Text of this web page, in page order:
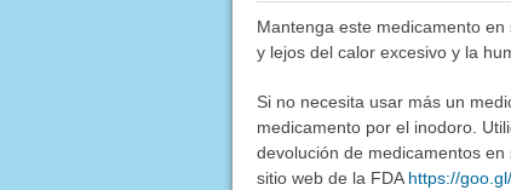
Mantenga este medicamento
y lejos del calor excesivo y la
Si no necesita usar más un
medicamento por el inodoro.
devolución de medicamentos
sitio web de la FDAhttps://